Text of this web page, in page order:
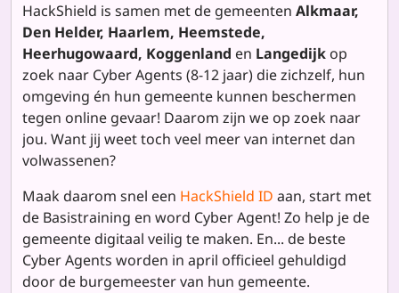
HackShield is samen met de gemeenten Alkmaar,
Den Helder, Haarlem, Heemstede,
Heerhugowaard, Koggenland en Langedijk op
zoek naar Cyber Agents (8-12 jaar) die zichzelf, hun
omgeving én hun gemeente kunnen beschermen
tegen online gevaar! Daarom zijn we op zoek naar
jou. Want jij weet toch veel meer van internet dan
volwassenen?
Maak daarom snel een HackShield ID aan, start met
de Basistraining en word Cyber Agent! Zo help je de
gemeente digitaal veilig te maken. En... de beste
Cyber Agents worden in april officieel gehuldigd
door de burgemeester van hun gemeente.